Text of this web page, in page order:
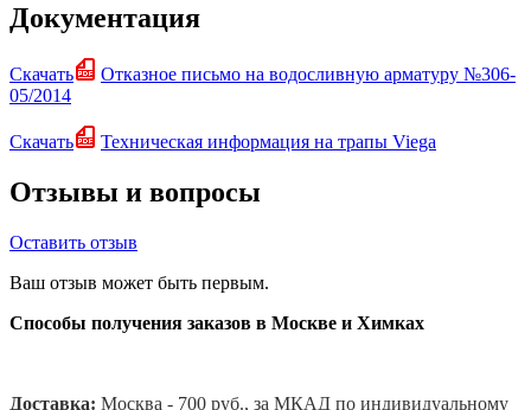
Документация
Скачать
Отказное письмо на водосливную арматуру №306-
05/2014
Скачать Техническая информация на трапы Viega
Отзывы и вопросы
Оставить отзыв
Ваш отзыв может быть первым.
Способы получения заказов в Москве и Химках
Доставка: Москва - 700 руб., за МКАД по индивидуальному